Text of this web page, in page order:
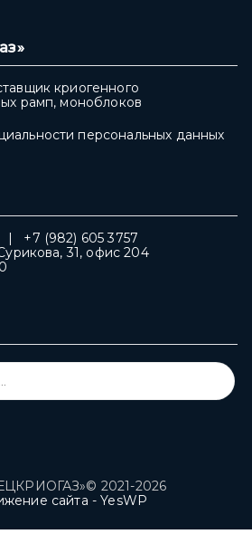
криогенного
рамп, моноблоков
персональных данных
| +7 (982) 605 3757
31, офис 204
2021-2026
сайта - YesWP